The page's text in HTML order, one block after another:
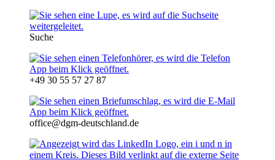
Suche
+49 30 55 57 27 87
office@dgm-deutschland.de